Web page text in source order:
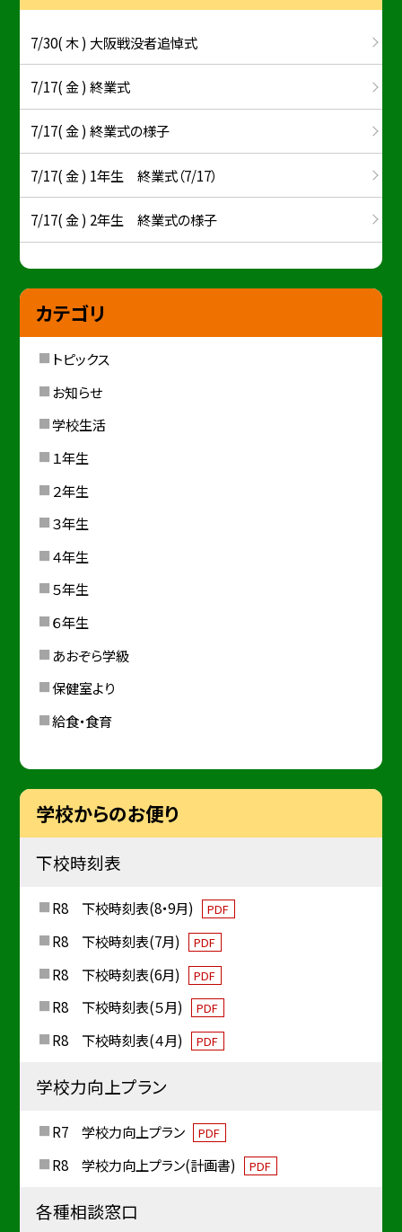
7/30( 木 ) 大阪戦没者追悼式
7/17( 金 ) 終業式
7/17( 金 ) 終業式の様子
7/17( 金 ) 1年生 終業式（7/17）
7/17( 金 ) 2年生 終業式の様子
カテゴリ
トピックス
お知らせ
学校生活
１年生
２年生
３年生
４年生
５年生
６年生
あおぞら学級
保健室より
給食・食育
学校からのお便り
下校時刻表
R8 下校時刻表(8・9月) PDF
R8 下校時刻表(7月) PDF
R8 下校時刻表(6月) PDF
R8 下校時刻表(５月) PDF
R8 下校時刻表(４月) PDF
学校力向上プラン
R7 学校力向上プラン PDF
R8 学校力向上プラン(計画書) PDF
各種相談窓口